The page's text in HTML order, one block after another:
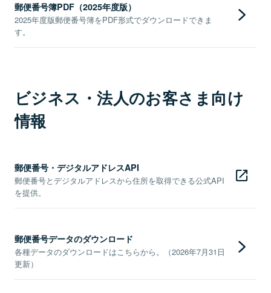
郵便番号簿PDF（2025年度版）
2025年度版郵便番号簿をPDF形式でダウンロードできま
す。
ビジネス・法人のお客さま向け
情報
郵便番号・デジタルアドレスAPI
郵便番号とデジタルアドレスから住所を取得できる公式API
を提供。
郵便番号データのダウンロード
各種データのダウンロードはこちらから。（2026年7月31日
更新）